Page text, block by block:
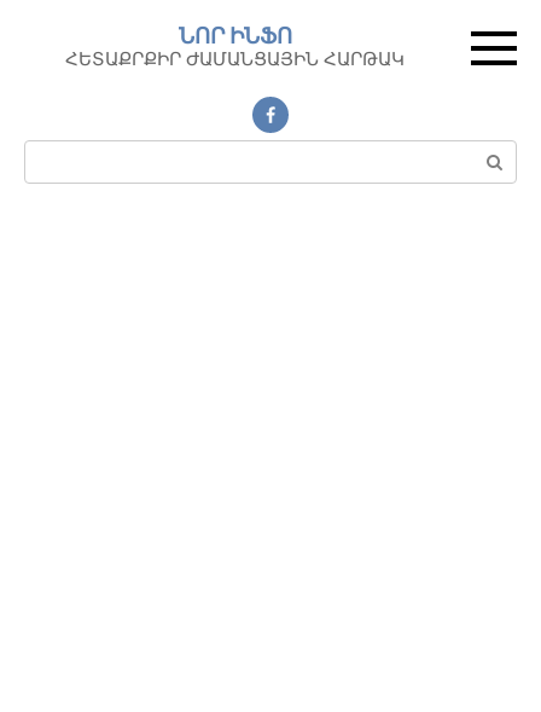
контенту
ՆՈՐ ԻՆՖՈ
ՀԵՏԱՔՐՔԻՐ ԺԱՄԱՆՑԱՅԻՆ ՀԱՐԹԱԿ
Поиск: